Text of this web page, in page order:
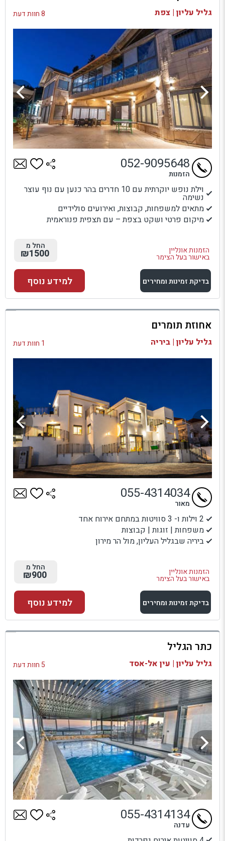
בדיקת זמינות ומחירים
גליל עליון | צפת 8 חוות דעת
וילת נופש יוקרתית עם 10 חדרים בהר כנען עם נוף עוצר
נשימה
מתאים למשפחות, קבוצות, ואירועים סולידיים
מיקום פרטי ושקט בצפת – עם תצפית פנוראמית
הזמנות אונליין
באישור בעל הצימר
052-9095648
הזמנות
החל מ
₪1500
בדיקת זמינות ומחירים
למתחם זה
בדיקת זמינות ומחירים
למידע נוסף
אחוזת תומרים
גליל עליון | ביריה 1 חוות דעת
2 וילות ו- 3 סוויטות במתחם אירוח אחד
משפחות | זוגות | קבוצות
ביריה שבגליל העליון, מול הר מירון
הזמנות אונליין
באישור בעל הצימר
055-4314034
מאור
החל מ
₪900
בדיקת זמינות ומחירים
למתחם זה
בדיקת זמינות ומחירים
למידע נוסף
כתר הגליל
גליל עליון | עין אל-אסד 5 חוות דעת
055-4314134
עדנה